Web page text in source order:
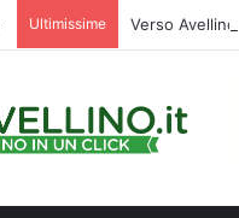
Ultimissime Verso